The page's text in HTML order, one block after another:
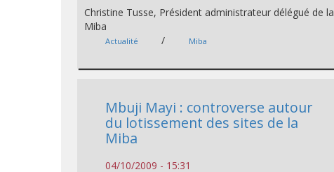
Christine Tusse, Président administrateur délégué de la
Miba
Actualité / Miba
Mbuji Mayi : controverse autour
du lotissement des sites de la
Miba
04/10/2009 - 15:31